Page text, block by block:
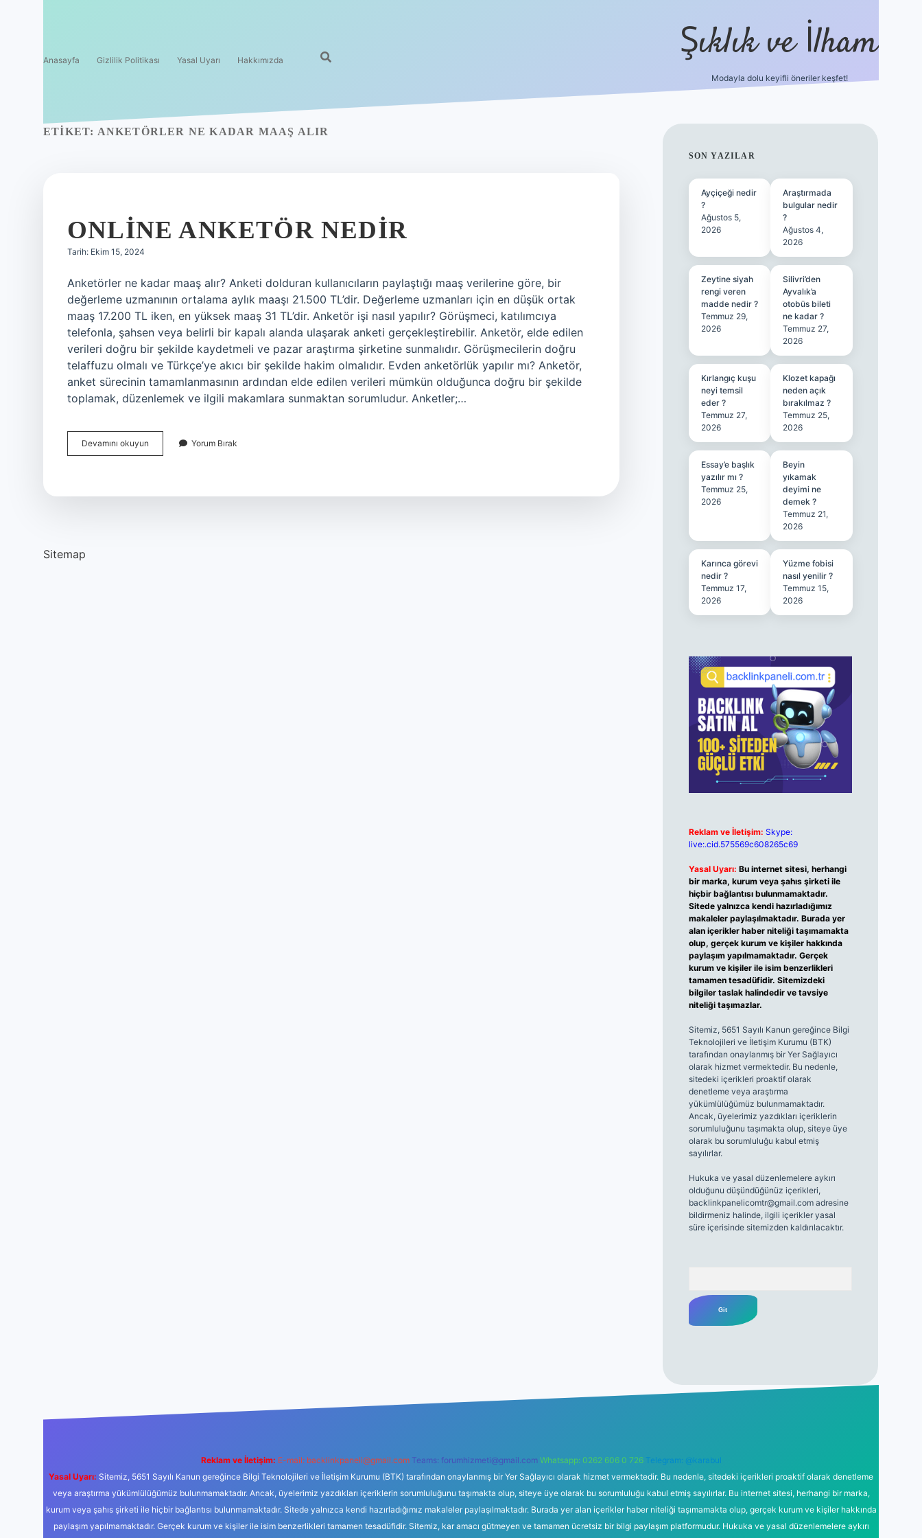
Anasayfa Gizlilik Politikası Yasal Uyarı Hakkımızda Şıklık ve İlham
Modayla dolu keyifli öneriler keşfet!
ETIKET: ANKETÖRLER NE KADAR MAAŞ ALIR
ONLINE ANKETÖR NEDIR
Tarih: Ekim 15, 2024
Anketörler ne kadar maaş alır? Anketi dolduran kullanıcıların paylaştığı maaş verilerine göre, bir
değerleme uzmanının ortalama aylık maaşı 21.500 TL’dir. Değerleme uzmanları için en düşük ortak
maaş 17.200 TL iken, en yüksek maaş 31 TL’dir. Anketör işi nasıl yapılır? Görüşmeci, katılımcıya
telefonla, şahsen veya belirli bir kapalı alanda ulaşarak anketi gerçekleştirebilir. Anketör, elde edilen
verileri doğru bir şekilde kaydetmeli ve pazar araştırma şirketine sunmalıdır. Görüşmecilerin doğru
telaffuzu olmalı ve Türkçe’ye akıcı bir şekilde hakim olmalıdır. Evden anketörlük yapılır mı? Anketör,
anket sürecinin tamamlanmasının ardından elde edilen verileri mümkün olduğunca doğru bir şekilde
toplamak, düzenlemek ve ilgili makamlara sunmaktan sorumludur. Anketler;…
Devamını okuyun
Anketör
Yorum Bırak
Sitemap
SIDEBAR
SON YAZILAR
Ayçiçeği nedir
?
Ağustos 5,
2026
Araştırmada
bulgular nedir
?
Ağustos 4,
2026
Zeytine siyah
rengi veren
madde nedir ?
Temmuz 29,
2026
Silivri’den
Ayvalık’a
otobüs bileti
ne kadar ?
Temmuz 27,
2026
Kırlangıç kuşu
neyi temsil
eder ?
Temmuz 27,
2026
Klozet kapağı
neden açık
bırakılmaz ?
Temmuz 25,
2026
Essay’e başlık
yazılır mı ?
Temmuz 25,
2026
Beyin
yıkamak
deyimi ne
demek ?
Temmuz 21,
2026
Karınca görevi
nedir ?
Temmuz 17,
2026
Yüzme fobisi
nasıl yenilir ?
Temmuz 15,
2026
Reklam ve İletişim: Skype:
live:.cid.575569c608265c69
Yasal Uyarı: Bu internet sitesi, herhangi
bir marka, kurum veya şahıs şirketi ile
hiçbir bağlantısı bulunmamaktadır.
Sitede yalnızca kendi hazırladığımız
makaleler paylaşılmaktadır. Burada yer
alan içerikler haber niteliği taşımamakta
olup, gerçek kurum ve kişiler hakkında
paylaşım yapılmamaktadır. Gerçek
kurum ve kişiler ile isim benzerlikleri
tamamen tesadüfidir. Sitemizdeki
bilgiler taslak halindedir ve tavsiye
niteliği taşımazlar.
Sitemiz, 5651 Sayılı Kanun gereğince Bilgi
Teknolojileri ve İletişim Kurumu (BTK)
tarafından onaylanmış bir Yer Sağlayıcı
olarak hizmet vermektedir. Bu nedenle,
sitedeki içerikleri proaktif olarak
denetleme veya araştırma
yükümlülüğümüz bulunmamaktadır.
Ancak, üyelerimiz yazdıkları içeriklerin
sorumluluğunu taşımakta olup, siteye üye
olarak bu sorumluluğu kabul etmiş
sayılırlar.
Hukuka ve yasal düzenlemelere aykırı
olduğunu düşündüğünüz içerikleri,
backlinkpanelicomtr@gmail.comadresine
bildirmeniz halinde, ilgili içerikler yasal
süre içerisinde sitemizden kaldırılacaktır.
https://
Reklam ve İletişim: E-mail: backlinkpaneli@gmail.com Teams: forumhizmeti@gmail.com Whatsapp: 0262 606 0 726 Telegram: @karabul
Yasal Uyarı: Sitemiz, 5651 Sayılı Kanun gereğince Bilgi Teknolojileri ve İletişim Kurumu (BTK) tarafından onaylanmış bir Yer Sağlayıcı olarak hizmet vermektedir. Bu nedenle, sitedeki içerikleri proaktif olarak denetleme
veya araştırma yükümlülüğümüz bulunmamaktadır. Ancak, üyelerimiz yazdıkları içeriklerin sorumluluğunu taşımakta olup, siteye üye olarak bu sorumluluğu kabul etmiş sayılırlar. Bu internet sitesi, herhangi bir marka,
kurum veya şahıs şirketi ile hiçbir bağlantısı bulunmamaktadır. Sitede yalnızca kendi hazırladığımız makaleler paylaşılmaktadır. Burada yer alan içerikler haber niteliği taşımamakta olup, gerçek kurum ve kişiler hakkında
paylaşım yapılmamaktadır. Gerçek kurum ve kişiler ile isim benzerlikleri tamamen tesadüfidir. Sitemiz, kar amacı gütmeyen ve tamamen ücretsiz bir bilgi paylaşım platformudur. Hukuka ve yasal düzenlemelere aykırı